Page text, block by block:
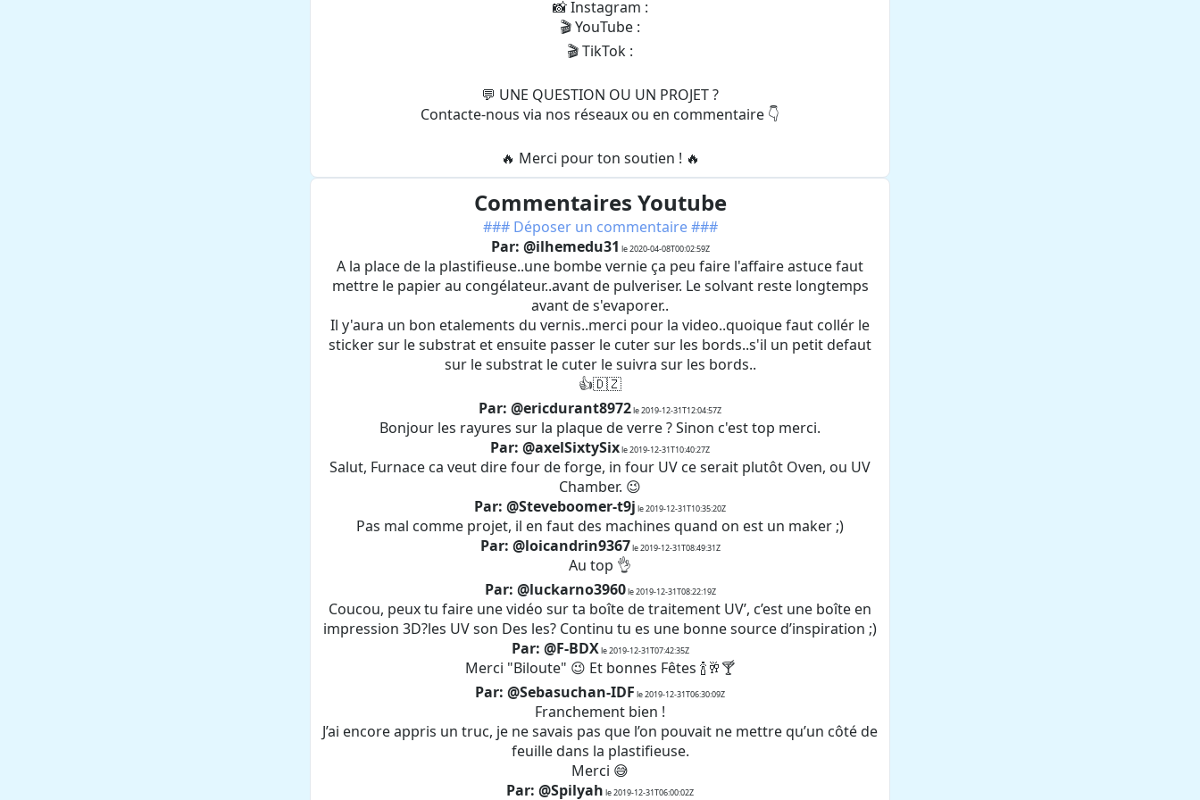
📸 Instagram :
🎬 YouTube :
🎬 TikTok :
💬 UNE QUESTION OU UN PROJET ?
Contacte-nous via nos réseaux ou en commentaire 👇
🔥 Merci pour ton soutien ! 🔥
Commentaires Youtube
### Déposer un commentaire ###
Par: @ilhemedu31 le 2020-04-08T00:02:59Z
A la place de la plastifieuse..une bombe vernie ça peu faire l'affaire astuce faut
mettre le papier au congélateur..avant de pulveriser. Le solvant reste longtemps
avant de s'evaporer..
Il y'aura un bon etalements du vernis..merci pour la video..quoique faut collér le
sticker sur le substrat et ensuite passer le cuter sur les bords..s'il un petit defaut
sur le substrat le cuter le suivra sur les bords..
👍🇩🇿
Par: @ericdurant8972le 2019-12-31T12:04:57Z
Bonjour les rayures sur la plaque de verre ? Sinon c'est top merci.
Par: @axelSixtySixle 2019-12-31T10:40:27Z
Salut, Furnace ca veut dire four de forge, in four UV ce serait plutôt Oven, ou UV
Chamber. 😉
Par: @Steveboomer-t9j le 2019-12-31T10:35:20Z
Pas mal comme projet, il en faut des machines quand on est un maker ;)
Par: @loicandrin9367le 2019-12-31T08:49:31Z
Au top 👌
Par: @luckarno3960le 2019-12-31T08:22:19Z
Coucou, peux tu faire une vidéo sur ta boîte de traitement UV’, c’est une boîte en
impression 3D?les UV son Des les? Continu tu es une bonne source d’inspiration ;)
Par: @F-BDXle 2019-12-31T07:42:35Z
Merci "Biloute" 😉 Et bonnes Fêtes 🍾🥂🍸
Par: @Sebasuchan-IDF le 2019-12-31T06:30:09Z
Franchement bien !
J’ai encore appris un truc, je ne savais pas que l’on pouvait ne mettre qu’un côté de
feuille dans la plastifieuse.
Merci 😅
Par: @Spilyah le 2019-12-31T06:00:02Z